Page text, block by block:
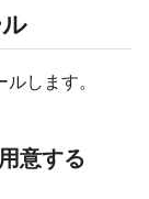
します。
意する